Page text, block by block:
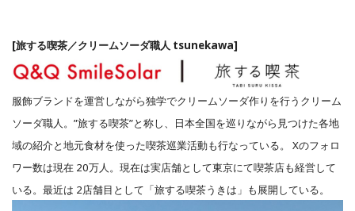
[旅する喫茶／クリームソーダ職⼈ tsunekawa]
服飾ブランドを運営しながら独学でクリームソーダ作りを⾏うクリーム
ソーダ職⼈。”旅する喫茶”と称し、⽇本全国を巡りながら⾒つけた各地
域の紹介と地元⾷材を使った喫茶巡業活動も⾏なっている。 Xのフォロ
ワー数は現在 20万⼈。現在は実店舗として東京にて喫茶店も経営して
いる。最近は 2店舗⽬として「旅する喫茶うきは」も展開している。